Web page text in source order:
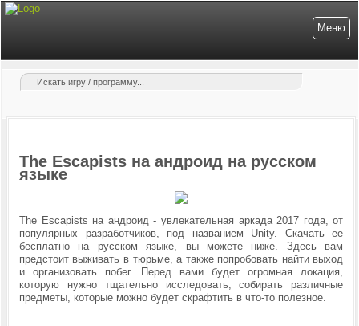
Меню
The Escapists на андроид на русском
языке
The Escapists на андроид - увлекательная аркада 2017 года, от
популярных разработчиков, под названием Unity. Скачать ее
бесплатно на русском языке, вы можете ниже. Здесь вам
предстоит выживать в тюрьме, а также попробовать найти выход
и организовать побег. Перед вами будет огромная локация,
которую нужно тщательно исследовать, собирать различные
предметы, которые можно будет скрафтить в что-то полезное.